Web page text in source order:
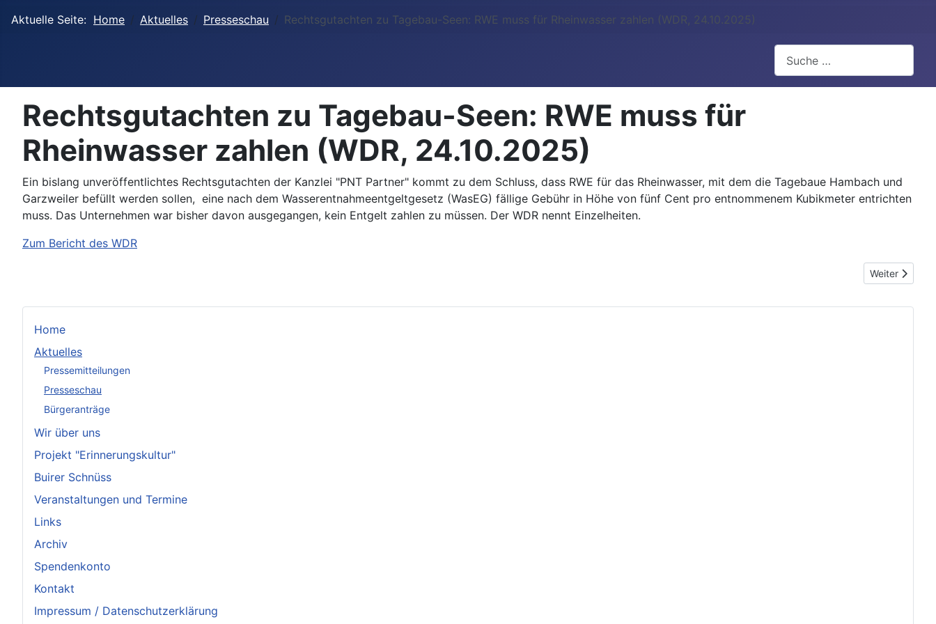
Aktuelle Seite: Home Aktuelles Presseschau Rechtsgutachten zu Tagebau-Seen: RWE muss für Rheinwasser zahlen (WDR, 24.10.2025)
Home
Aktuelles
Pressemitteilungen
Presseschau
Bürgeranträge
Wir über uns
Projekt "Erinnerungskultur"
Buirer Schnüss
Veranstaltungen und Termine
Links
Archiv
Spendenkonto
Kontakt
Impressum / Datenschutzerklärung
Rechtsgutachten zu Tagebau-Seen: RWE muss für
Rheinwasser zahlen (WDR, 24.10.2025)
Ein bislang unveröffentlichtes Rechtsgutachten der Kanzlei "PNT Partner" kommt zu dem Schluss, dass RWE für das Rheinwasser, mit dem die Tagebaue Hambach und
Garzweiler befüllt werden sollen, eine nach dem Wasserentnahmeentgeltgesetz (WasEG) fällige Gebühr in Höhe von fünf Cent pro entnommenem Kubikmeter entrichten
muss. Das Unternehmen war bisher davon ausgegangen, kein Entgelt zahlen zu müssen. Der WDR nennt Einzelheiten.
Zum Bericht des WDR
Nächster
Weiter